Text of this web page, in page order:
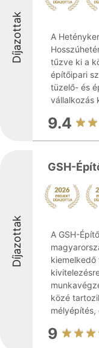
Díjazottak
A
tűzve ki a
építőipari
tüzelő- és
vállalkozás
9.4
Díjazottak
GSH-
A GSH-
közé
mélyépítés,
9